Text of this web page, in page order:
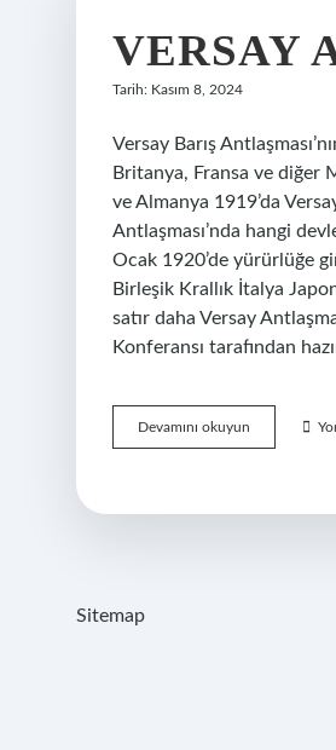
VERSAY
Tarih: Kasım 8, 2024
Versay Barış
Britanya, Fransa ve diğer
ve Almanya 1919’da
Antlaşması’nda hangi
Ocak 1920’de yürürlüğe
Birleşik Krallık İtalya
satır daha Versay
Konferansı tarafından
Devamını okuyun
Antlaşmasının
Sitemap